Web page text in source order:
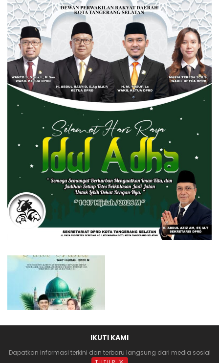
IKUTI KAMI
Dapatkan informasi terkini dan terbaru langsung dari media sosial